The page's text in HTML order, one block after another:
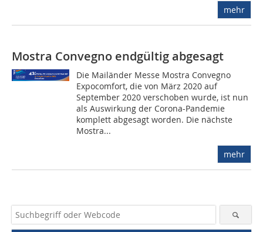
mehr
Mostra Convegno endgültig abgesagt
Die Mailänder Messe Mostra Convegno
Expocomfort, die von März 2020 auf
September 2020 verschoben wurde, ist nun
als Auswirkung der Corona-Pandemie
komplett abgesagt worden. Die nächste
Mostra...
mehr